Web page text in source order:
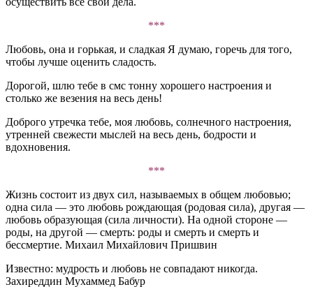
***
Любовь, она и горькая, и сладкая Я думаю, горечь для того,
чтобы лучше оценить сладость.
Дорогой, шлю тебе в смс тонну хорошего настроения и
столько же везения на весь день!
Доброго утречка тебе, моя любовь, солнечного настроения,
утренней свежести мыслей на весь день, бодрости и
вдохновения.
***
Жизнь состоит из двух сил, называемых в общем любовью;
одна сила — это любовь рождающая (родовая сила), другая —
любовь образующая (сила личности). На одной стороне —
роды, на другой — смерть: роды и смерть и смерть и
бессмертие. Михаил Михайлович Пришвин
Известно: мудрость и любовь не совпадают никогда.
Захиреддин Мухаммед Бабур